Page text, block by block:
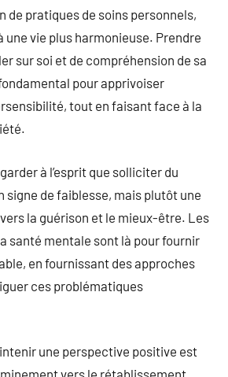
de pratiques de soins personnels,
une vie plus harmonieuse. Prendre
sur soi et de compréhension de sa
pour apprivoiser
tout en faisant face à la
à l’esprit que solliciter du
signe de faiblesse, mais plutôt une
la guérison et le mieux-être. Les
santé mentale sont là pour fournir
en fournissant des approches
ces problématiques
une perspective positive est
vers le rétablissement.